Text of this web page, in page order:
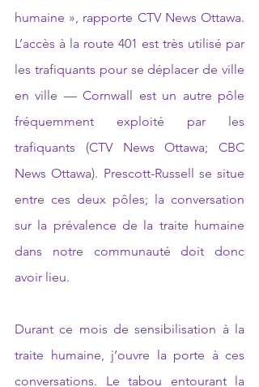
humaine », rapporte CTV News Ottawa.
L’accès à la route 401 est très utilisé par
les trafiquants pour se déplacer de ville
en ville — Cornwall est un autre pôle
fréquemment exploité par les
trafiquants (CTV News Ottawa; CBC
News Ottawa). Prescott-Russell se situe
entre ces deux pôles; la conversation
sur la prévalence de la traite humaine
dans notre communauté doit donc
avoir lieu.
Durant ce mois de sensibilisation à la
traite humaine, j’ouvre la porte à ces
conversations. Le tabou entourant la